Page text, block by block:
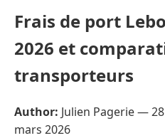
Frais de port
2026 et
transporteurs
Author: Julien Pagerie —
mars 2026